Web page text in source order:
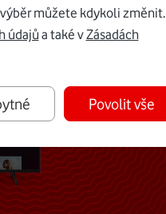
můžete kdykoli změnit.
údajůa také vZásadách
Povolit vše